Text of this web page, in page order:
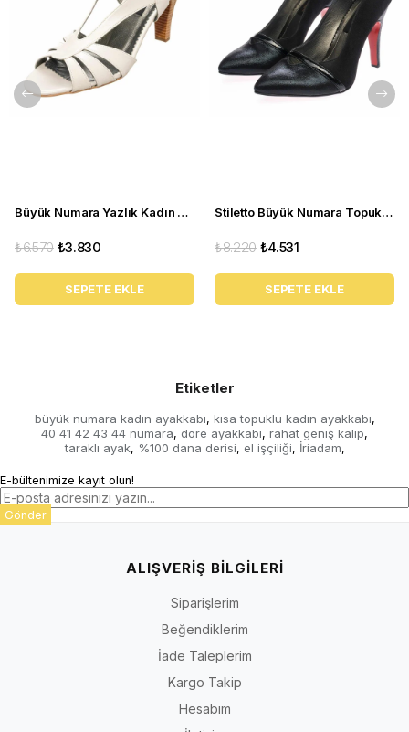
Büyük Numara Yazlık Kadın Stiletto DRL3042 Beyaz
₺3.830
₺6.570
SEPETE EKLE
Stiletto Büyük Numara Topuklu Abiye Kadın Ayakkabı 190333 Siyah
₺4.531
₺8.220
SEPETE EKLE
Etiketler
büyük numara kadın ayakkabı, kısa topuklu kadın ayakkabı,
40 41 42 43 44 numara, dore ayakkabı, rahat geniş kalıp,
taraklı ayak, %100 dana derisi, el işçiliği, İriadam,
E-bültenimize kayıt olun!
Gönder
ALIŞVERİŞ BİLGİLERİ
Siparişlerim
Beğendiklerim
İade Taleplerim
Kargo Takip
Hesabım